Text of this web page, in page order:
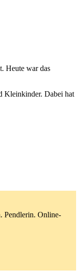
Heute war das
Kleinkinder. Dabei hat
Pendlerin. Online-